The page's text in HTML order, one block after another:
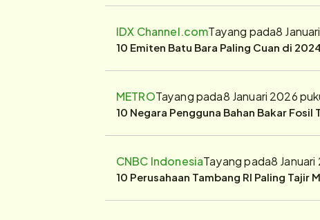
IDX Channel.comTayang pada8
10 Emiten Batu Bara Paling Cuan di
METROTayang pada8 Januari 2026
10 Negara Pengguna Bahan Bakar Fosil
CNBC IndonesiaTayang pada8
10 Perusahaan Tambang RI Paling Tajir